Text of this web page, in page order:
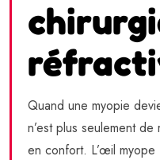
Quand une myopie
n’est plus seulement
en confort. L’œil